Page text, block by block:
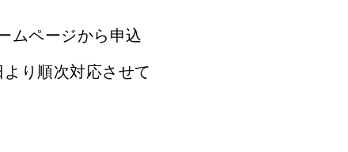
ムページから申込
り順次対応させて